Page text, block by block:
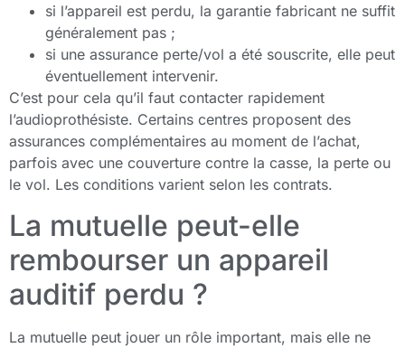
si l’appareil est perdu, la garantie fabricant ne suffit
généralement pas ;
si une assurance perte/vol a été souscrite, elle peut
éventuellement intervenir.
C’est pour cela qu’il faut contacter rapidement
l’audioprothésiste. Certains centres proposent des
assurances complémentaires au moment de l’achat,
parfois avec une couverture contre la casse, la perte ou
le vol. Les conditions varient selon les contrats.
La mutuelle peut-elle
rembourser un appareil
auditif perdu ?
La mutuelle peut jouer un rôle important, mais elle ne